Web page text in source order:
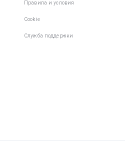
Правила и условия
Cookie
Служба поддержки